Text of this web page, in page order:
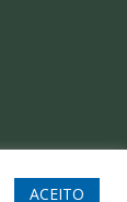
ACEITO